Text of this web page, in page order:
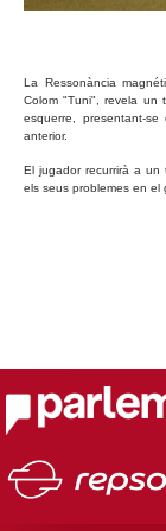
La Ressonància
Colom "Tuni", revela un
esquerre, presentant-
anterior.
El jugador recurrirà a
els seus problemes en el